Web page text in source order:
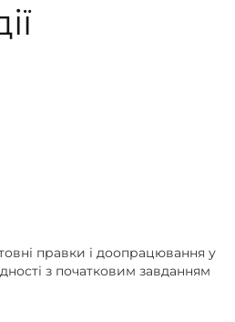
правки і доопрацювання у
з початковим завданням